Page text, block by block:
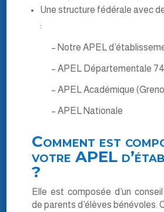
Une structure fédérale avec
:
– Notre APEL
– APEL Départementale 74
– APEL Académique
– APEL Nationale
Comment est
votre APEL
?
Elle est composée d’un
de parents d’élèves bénévoles.